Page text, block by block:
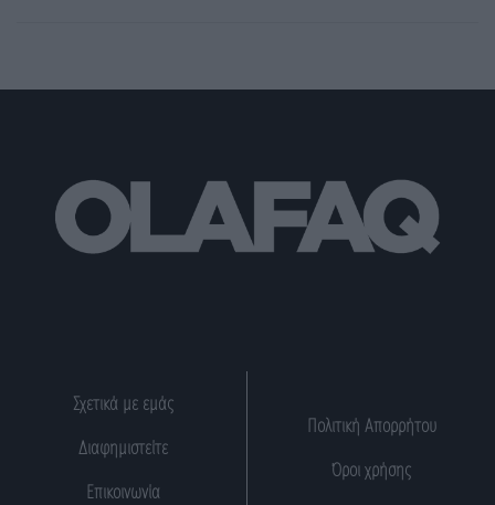
Σχετικά με εμάς
Διαφημιστείτε
Επικοινωνία
Πολιτική Απορρήτου
Όροι χρήσης